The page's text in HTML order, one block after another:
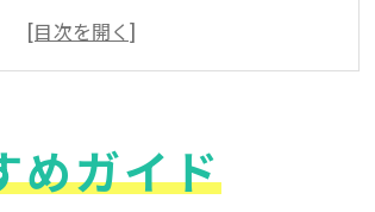
前に比較したいポイントとは
古車が人気の理由と選び方
選ぶための注目ポイント
で重視すべき条件を整理しよう
めガイド